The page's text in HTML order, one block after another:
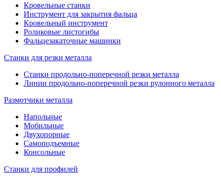
Кровельные станки
Инструмент для закрытия фальца
Кровельный инструмент
Роликовые листогибы
Фальцезакаточные машинки
Станки для резки металла
Станки продольно-поперечной резки металла
Линии продольно-поперечной резки рулонного металла
Размотчики металла
Напольные
Мобильные
Двухопорные
Самоподъемные
Консольные
Станки для профилей